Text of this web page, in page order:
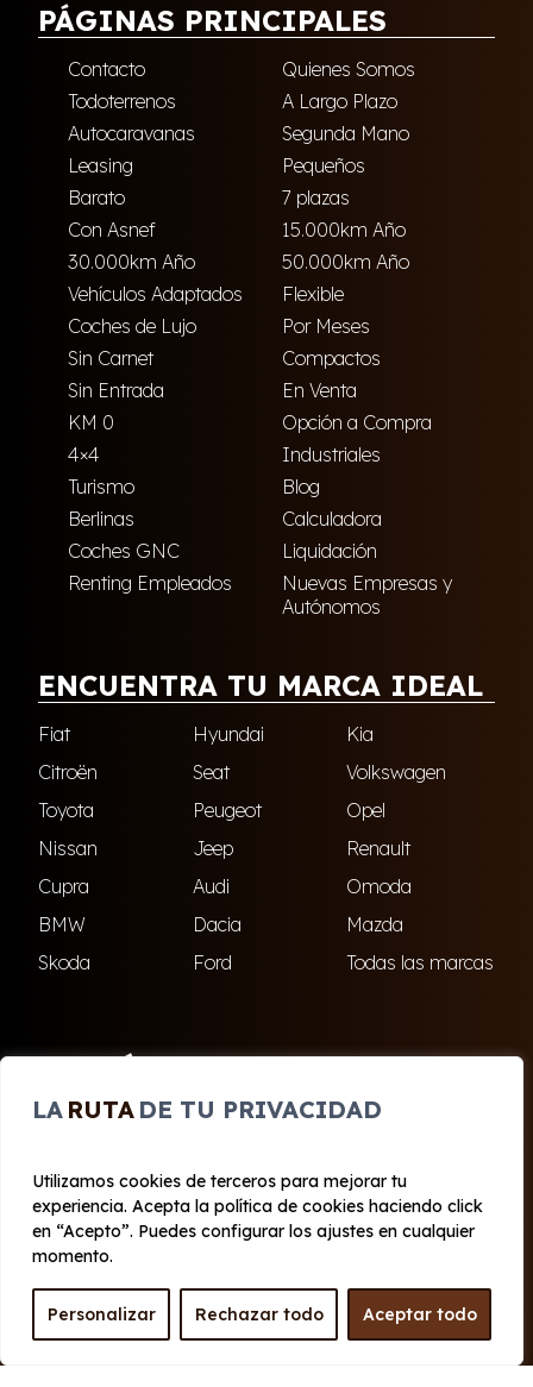
LA RUTA DE TU PRIVACIDAD
Utilizamos cookies de terceros para mejorar tu
experiencia. Acepta la política de cookies haciendo click
en “Acepto”. Puedes configurar los ajustes en cualquier
momento.
Personalizar Rechazar todo Aceptar todo
PÁGINAS PRINCIPALES
Contacto
Quienes Somos
Todoterrenos
A Largo Plazo
Autocaravanas
Segunda Mano
Leasing
Pequeños
Barato
7 plazas
Con Asnef
15.000km Año
30.000km Año
50.000km Año
Vehículos Adaptados
Flexible
Coches de Lujo
Por Meses
Sin Carnet
Compactos
Sin Entrada
En Venta
KM 0
Opción a Compra
4×4
Industriales
Turismo
Blog
Berlinas
Calculadora
Coches GNC
Liquidación
Renting Empleados
Nuevas Empresas y
Autónomos
ENCUENTRA TU MARCA IDEAL
Fiat Hyundai
Kia
Citroën
Seat
Volkswagen
Toyota
Peugeot
Opel
Nissan
Jeep
Renault
Cupra
Audi
Omoda
BMW
Dacia
Mazda
Skoda
Ford Todas las marcas
El Ejido Roquetas de Mar
© 2020 - 2026 Cabo Renting
Aviso legal y Privacidad